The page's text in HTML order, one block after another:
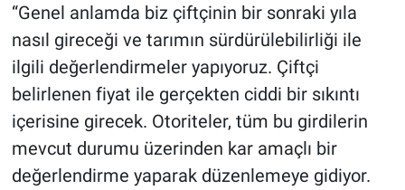
“Genel anlamda biz çiftçinin bir sonraki yıla
nasıl gireceği ve tarımın sürdürülebilirliği ile
ilgili değerlendirmeler yapıyoruz. Çiftçi
belirlenen fiyat ile gerçekten ciddi bir sıkıntı
içerisine girecek. Otoriteler, tüm bu girdilerin
mevcut durumu üzerinden kar amaçlı bir
değerlendirme yaparak düzenlemeye gidiyor.